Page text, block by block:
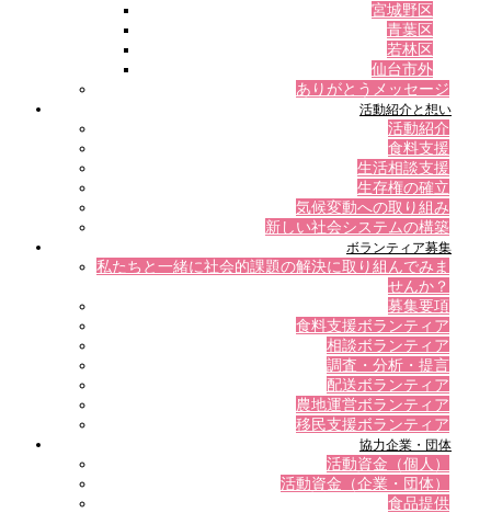
宮城野区
青葉区
若林区
仙台市外
ありがとうメッセージ
活動紹介と想い
活動紹介
食料支援
生活相談支援
生存権の確立
気候変動への取り組み
新しい社会システムの構築
ボランティア募集
私たちと一緒に社会的課題の解決に取り組んでみま
せんか？
募集要項
食料支援ボランティア
相談ボランティア
調査・分析・提言
配送ボランティア
農地運営ボランティア
移民支援ボランティア
協力企業・団体
活動資金（個人）
活動資金（企業・団体）
食品提供